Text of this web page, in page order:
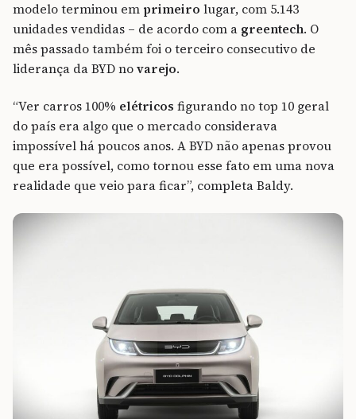
modelo terminou em primeiro lugar, com 5.143
unidades vendidas – de acordo com a greentech. O
mês passado também foi o terceiro consecutivo de
liderança da BYD novarejo.
“Ver carros 100% elétricos figurando no top 10 geral
do país era algo que o mercado considerava
impossível há poucos anos. A BYD não apenas provou
que era possível, como tornou esse fato em uma nova
realidade que veio para ficar”, completa Baldy.